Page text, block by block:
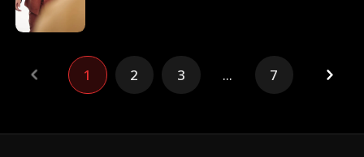
разбивает старых врагов и защищает своё.
Пока преступный мир рушится, Уайатт
приближается к разгадке прошлого и
неизбежной расплате.
1 2 3 ... 7